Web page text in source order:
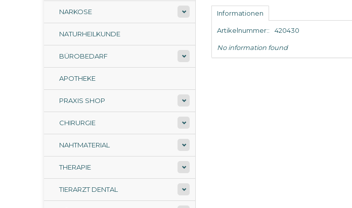
NARKOSE
NATURHEILKUNDE
BÜROBEDARF
APOTHEKE
PRAXIS SHOP
CHIRURGIE
NAHTMATERIAL
THERAPIE
TIERARZT DENTAL
Informationen
Artikelnummer:: 420430
No information found